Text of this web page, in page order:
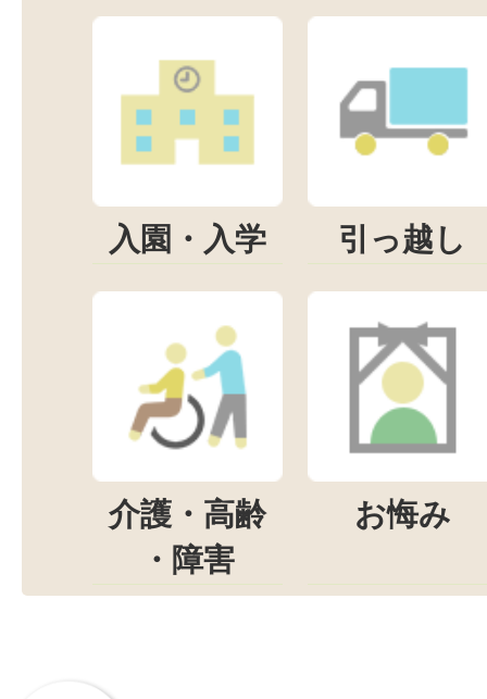
入園・入学 引っ越し
介護・高齢
・障害
お悔み